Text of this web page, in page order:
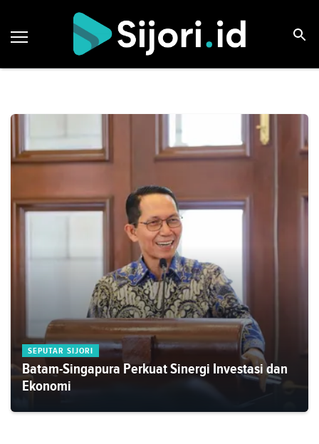
SEPUTAR SIJORI
Batam-Singapura Perkuat Sinergi Investasi dan
Ekonomi